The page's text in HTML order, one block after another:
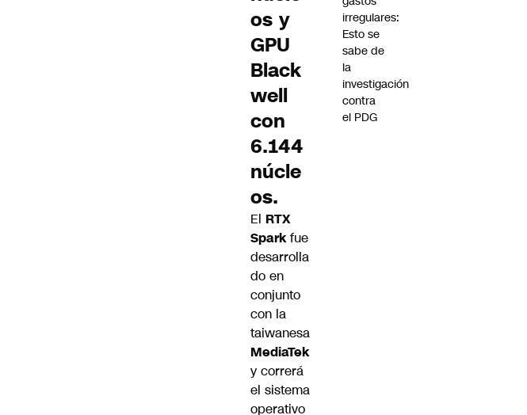
os y
GPU
Black
well
con
6.144
núcle
os.
El RTX
Sparkfue
desarrolla
do en
conjunto
con la
taiwanesa
MediaTek
y correrá
el sistema
operativo
irregulares:
Esto se
sabe de
la
investigación
contra
el PDG